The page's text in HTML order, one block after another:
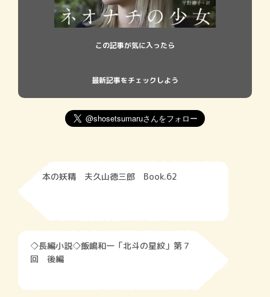
この記事が気に入ったら
最新記事をチェックしよう
本の妖精 夫久山徳三郎 Book.62
◇長編小説◇飯嶋和一「北斗の星紋」第７
回 後編